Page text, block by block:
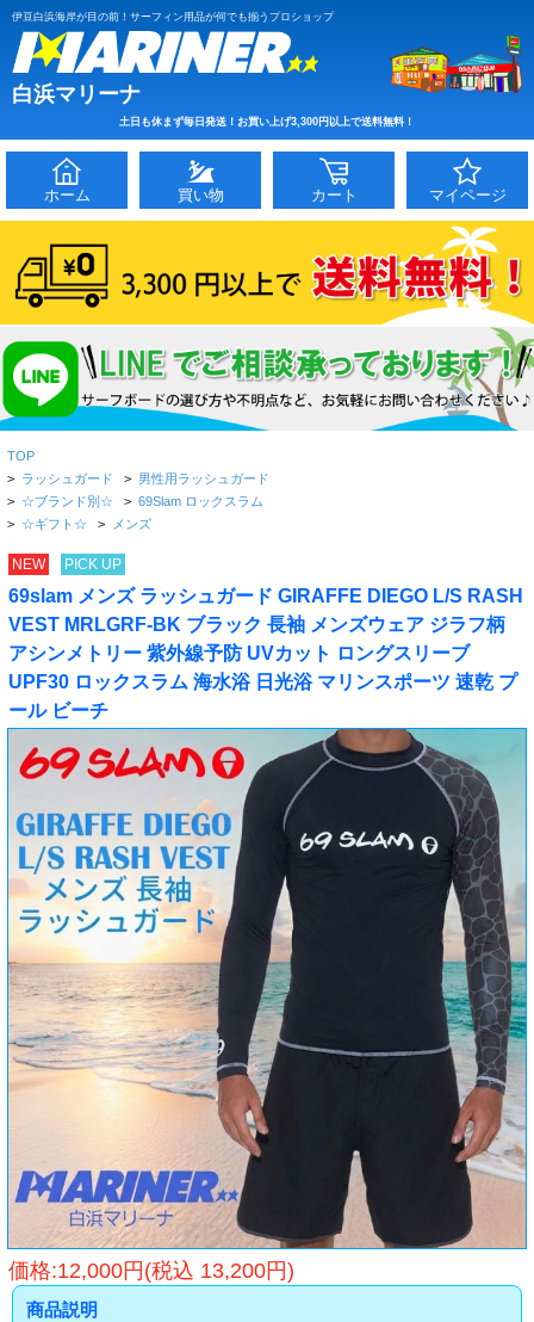
伊豆白浜海岸が目の前！サーフィン用品が何でも揃うプロショップ
白浜マリーナ
土日も休まず毎日発送！お買い上げ3,300円以上で送料無料！
ホーム 買い物 カート マイページ
TOP
> ラッシュガード > 男性用ラッシュガード
> ☆ブランド別☆ > 69Slam ロックスラム
> ☆ギフト☆ > メンズ
NEW PICK UP
69slam メンズ ラッシュガード GIRAFFE DIEGO L/S RASH
VEST MRLGRF-BK ブラック 長袖 メンズウェア ジラフ柄
アシンメトリー 紫外線予防 UVカット ロングスリーブ
UPF30 ロックスラム 海水浴 日光浴 マリンスポーツ 速乾 プ
ール ビーチ
価格:12,000円(税込 13,200円)
商品説明